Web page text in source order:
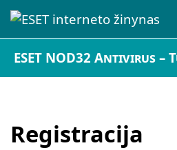
ESET NOD32 Antivirus –
Registracija